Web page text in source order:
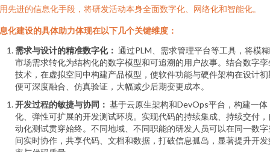
先进的信息化手段，将研发活动本身全面数字化、网络化和智能化。
化建设的具体助力体现在以下几个关键维度：
需求与设计的精准数字化： 通过PLM、需求管理平台等工具，将模
市场需求转化为结构化的数字模型和可追溯的用户故事。结合数字孪
技术，在虚拟空间中构建产品模型，使软件功能与硬件架构在设计初
便可深度融合、仿真验证，大幅减少后期变更成本。
开发过程的敏捷与协同： 基于云原生架构和DevOps平台，构建一体
化、弹性可扩展的开发测试环境。实现代码的持续集成、持续交付，
动化测试贯穿始终。不同地域、不同职能的研发人员可以在同一数字
间实时协作，共享代码、文档和数据，打破信息孤岛，显著提升开发